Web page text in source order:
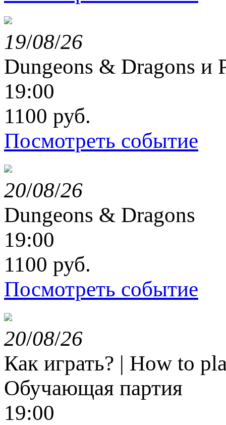
19/08/26
Dungeons & Dragons и
19:00
1100 руб.
Посмотреть событие
20/08/26
Dungeons & Dragons
19:00
1100 руб.
Посмотреть событие
20/08/26
Как играть? | How to
Обучающая партия
19:00